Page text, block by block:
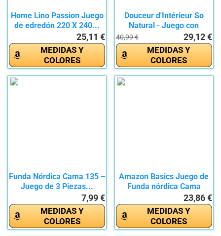
Home Lino Passion Juego
de edredón 220 X 240...
25,11 €
MEDIDAS Y
COLORES
Douceur d'Intérieur So
Natural - Juego con
40,99 € 29,12 €
MEDIDAS Y
COLORES
Funda Nórdica Cama 135 –
Juego de 3 Piezas...
7,99 €
MEDIDAS Y
COLORES
Amazon Basics Juego de
Funda nórdica Cama
23,86 €
MEDIDAS Y
COLORES